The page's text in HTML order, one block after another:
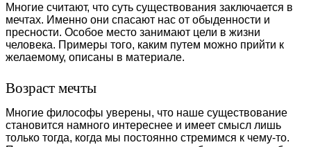
Многие считают, что суть существования заключается в
мечтах. Именно они спасают нас от обыденности и
пресности. Особое место занимают цели в жизни
человека. Примеры того, каким путем можно прийти к
желаемому, описаны в материале.
Возраст мечты
Многие философы уверены, что наше существование
становится намного интереснее и имеет смысл лишь
только тогда, когда мы постоянно стремимся к чему-то.